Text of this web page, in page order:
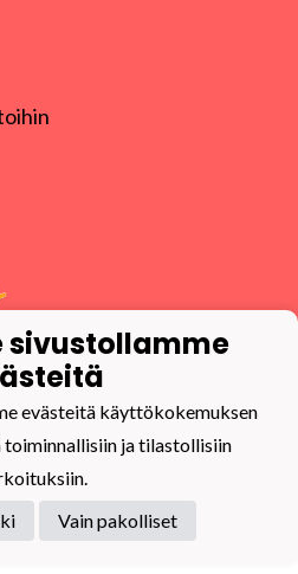
sivustollamme
evästeitä käyttökokemuksen
toiminnallisiin ja tilastollisiin
Vain pakolliset